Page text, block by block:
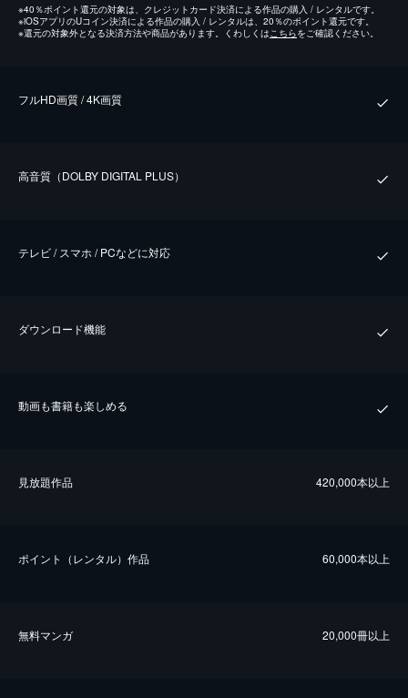
※40％ポイント還元の対象は、クレジットカード決済による作品の購入 / レンタルです。
※iOSアプリのUコイン決済による作品の購入 / レンタルは、20％のポイント還元です。
※還元の対象外となる決済方法や商品があります。くわしくは こちらをご確認ください。
フルHD画質 / 4K画質
⾼⾳質（DOLBY DIGITAL PLUS）
テレビ / スマホ / PCなどに対応
ダウンロード機能
動画も書籍も楽しめる
⾒放題作品 420,000本以上
ポイント（レンタル）作品 60,000本以上
無料マンガ 20,000冊以上